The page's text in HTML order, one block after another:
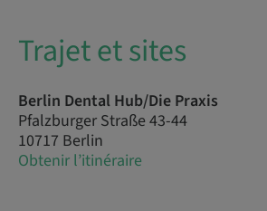
Trajet et sites
Berlin Dental Hub/Die Praxis
Pfalzburger Straße 43-44
10717 Berlin
Obtenir l’itinéraire